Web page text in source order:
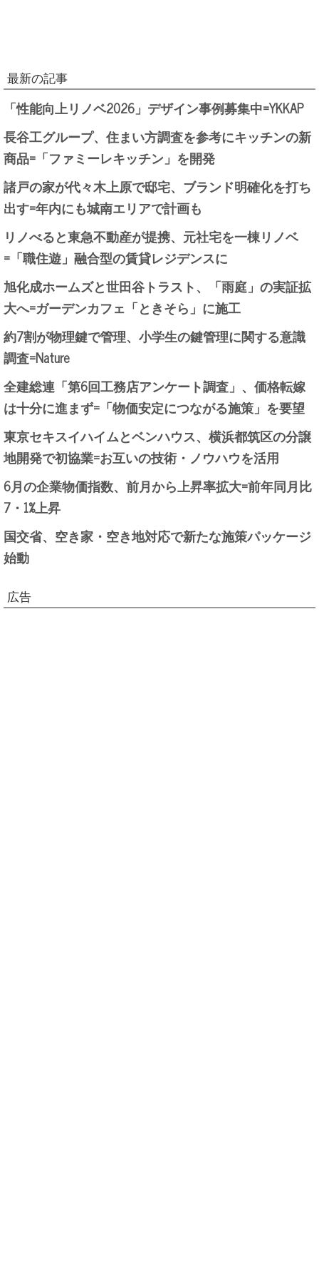
最新の記事
「性能向上リノベ2026」デザイン事例募集中=YKKAP
長谷工グループ、住まい方調査を参考にキッチンの新
商品=「ファミーレキッチン」を開発
諸戸の家が代々木上原で邸宅、ブランド明確化を打ち
出す=年内にも城南エリアで計画も
リノべると東急不動産が提携、元社宅を一棟リノベ
=「職住遊」融合型の賃貸レジデンスに
旭化成ホームズと世田谷トラスト、「雨庭」の実証拡
大へ=ガーデンカフェ「ときそら」に施工
約7割が物理鍵で管理、小学生の鍵管理に関する意識
調査=Nature
全建総連「第6回工務店アンケート調査」、価格転嫁
は十分に進まず=「物価安定につながる施策」を要望
東京セキスイハイムとベンハウス、横浜都筑区の分譲
地開発で初協業=お互いの技術・ノウハウを活用
6月の企業物価指数、前月から上昇率拡大=前年同月比
7・1%上昇
国交省、空き家・空き地対応で新たな施策パッケージ
始動
広告